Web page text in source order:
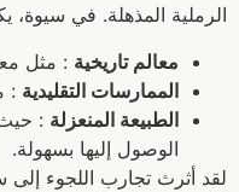
الرملية المذهلة. في سيوة،
معالم تاريخية : مثل
الممارسات التقليدية :
الطبيعة المنعزلة :
الوصول إليها بسهولة.
لقد أثرث تجارب اللجوء